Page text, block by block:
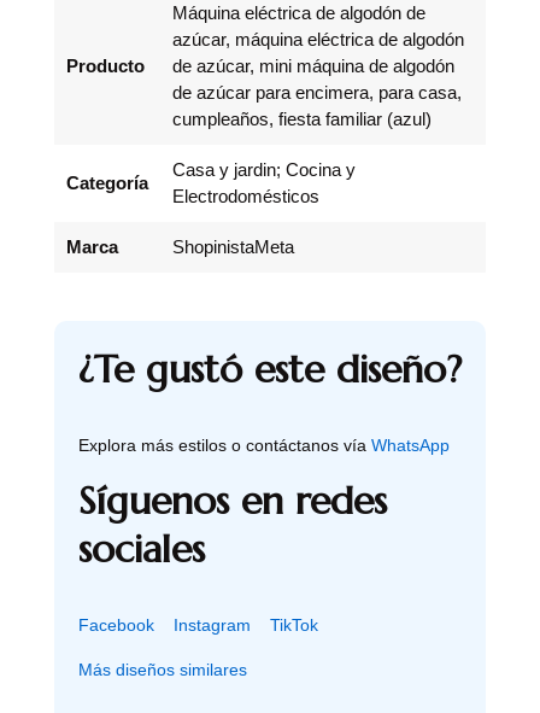
Producto
Máquina eléctrica de algodón de
azúcar, máquina eléctrica de algodón
de azúcar, mini máquina de algodón
de azúcar para encimera, para casa,
cumpleaños, fiesta familiar (azul)
Categoría
Casa y jardin; Cocina y
Electrodomésticos
Marca ShopinistaMeta
¿Te gustó este diseño?
Explora más estilos o contáctanos vía WhatsApp
Síguenos en redes
sociales
Facebook Instagram TikTok
Más diseños similares